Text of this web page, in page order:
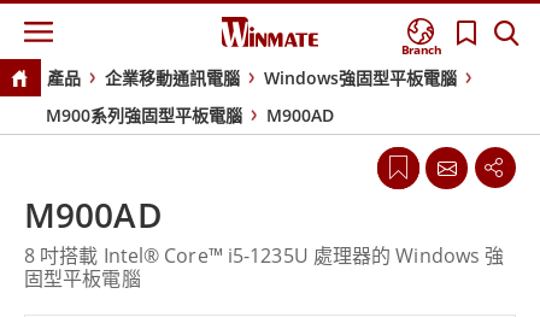
Branch
產品 企業移動通訊電腦
Windows強固型平板電腦
M900系列強固型平板電腦
M900AD
M900AD
8 吋搭載 Intel® Core™ i5-1235U 處理器的 Windows 強
固型平板電腦